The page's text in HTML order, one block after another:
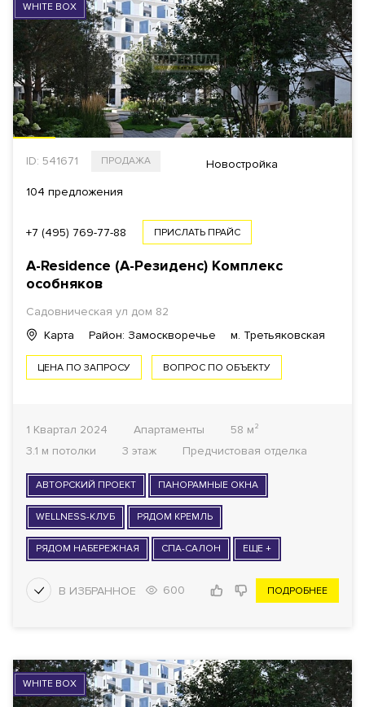
WHITE BOX
ID: 541671 ПРОДАЖА Новостройка
104 предложения
+7 (495) 769-77-88 ПРИСЛАТЬ ПРАЙС
A-Residence (А-Резиденс) Комплекс
особняков
Садовническая ул дом 82
Карта
Район: Замоскворечье м. Третьяковская
ЦЕНА ПО ЗАПРОСУ ВОПРОС ПО ОБЪЕКТУ
1 Квартал 2024 Апартаменты
58 м²
3.1 м потолки
3 этаж Предчистовая отделка
АВТОРСКИЙ ПРОЕКТ ПАНОРАМНЫЕ ОКНА
WELLNESS-КЛУБ РЯДОМ КРЕМЛЬ
РЯДОМ НАБЕРЕЖНАЯ СПА-САЛОН ЕЩЕ +
600 ПОДРОБНЕЕ
WHITE BOX